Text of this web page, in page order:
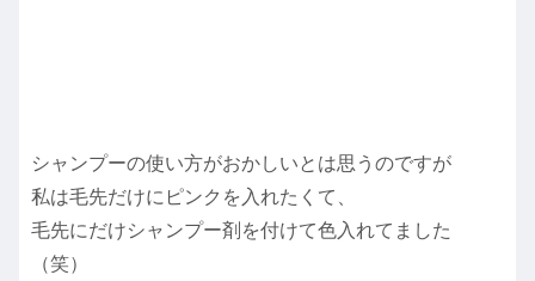
シャンプーの使い方がおかしいとは思うのですが
私は毛先だけにピンクを入れたくて、
毛先にだけシャンプー剤を付けて色入れてました
（笑）